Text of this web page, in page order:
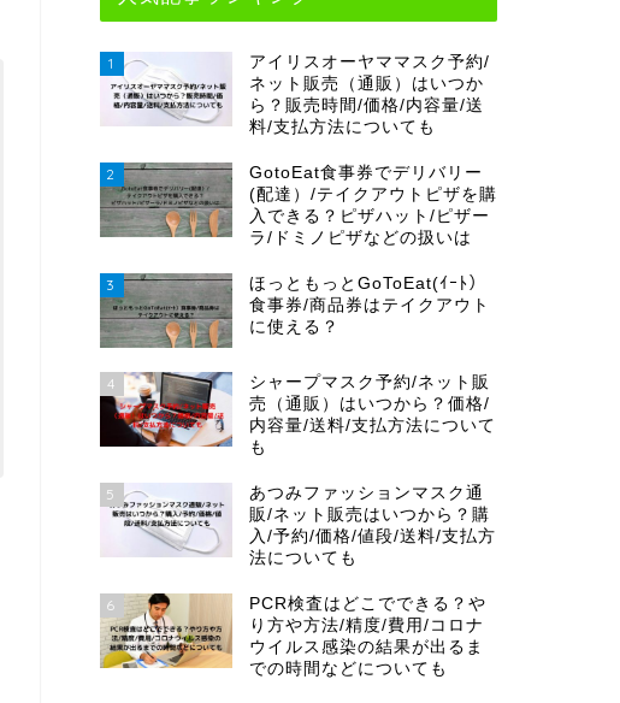
1
アイリスオーヤママスク予約/
ネット販売（通販）はいつか
ら？販売時間/価格/内容量/送
料/支払方法についても
2
GotoEat食事券でデリバリー
(配達）/テイクアウトピザを購
入できる？ピザハット/ピザー
ラ/ドミノピザなどの扱いは
3
ほっともっとGoToEat(ｲｰﾄ）
食事券/商品券はテイクアウト
に使える？
4
シャープマスク予約/ネット販
売（通販）はいつから？価格/
内容量/送料/支払方法について
も
5
あつみファッションマスク通
販/ネット販売はいつから？購
入/予約/価格/値段/送料/支払方
法についても
6
PCR検査はどこでできる？や
り方や方法/精度/費用/コロナ
ウイルス感染の結果が出るま
での時間などについても